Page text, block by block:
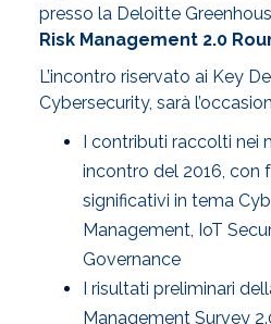
presso la Deloitte
Risk Management 2.0
L’incontro riservato ai Key
Cybersecurity, sarà
I contributi raccolti nei
incontro del 2016, con
significativi in tema
Management, IoT
Governance
I risultati preliminari
Management Survey